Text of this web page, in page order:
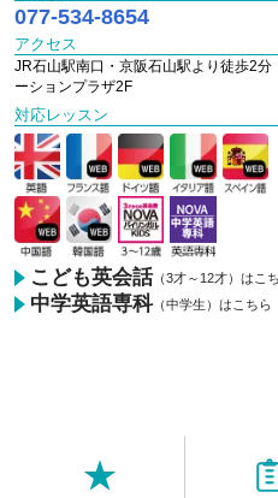
077-534-8654
アクセス
JR石山駅南口・京阪石山駅より徒歩2
ーションプラザ2F
対応レッスン
こども英会話（3才～12才）はこ
中学英語専科（中学生）はこちら